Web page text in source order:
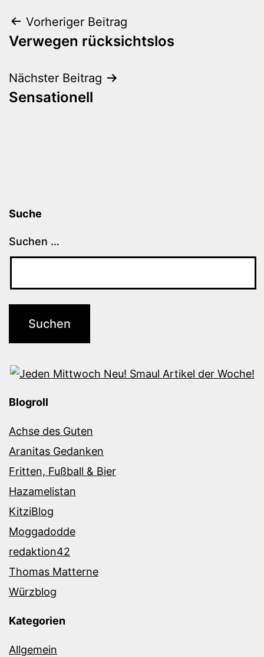
Beitragsnavigation
Vorheriger Beitrag
Verwegen rücksichtslos
Nächster Beitrag
Sensationell
Suche
Suchen …
Blogroll
Achse des Guten
Aranitas Gedanken
Fritten, Fußball & Bier
Hazamelistan
KitziBlog
Moggadodde
redaktion42
Thomas Matterne
Würzblog
Kategorien
Allgemein